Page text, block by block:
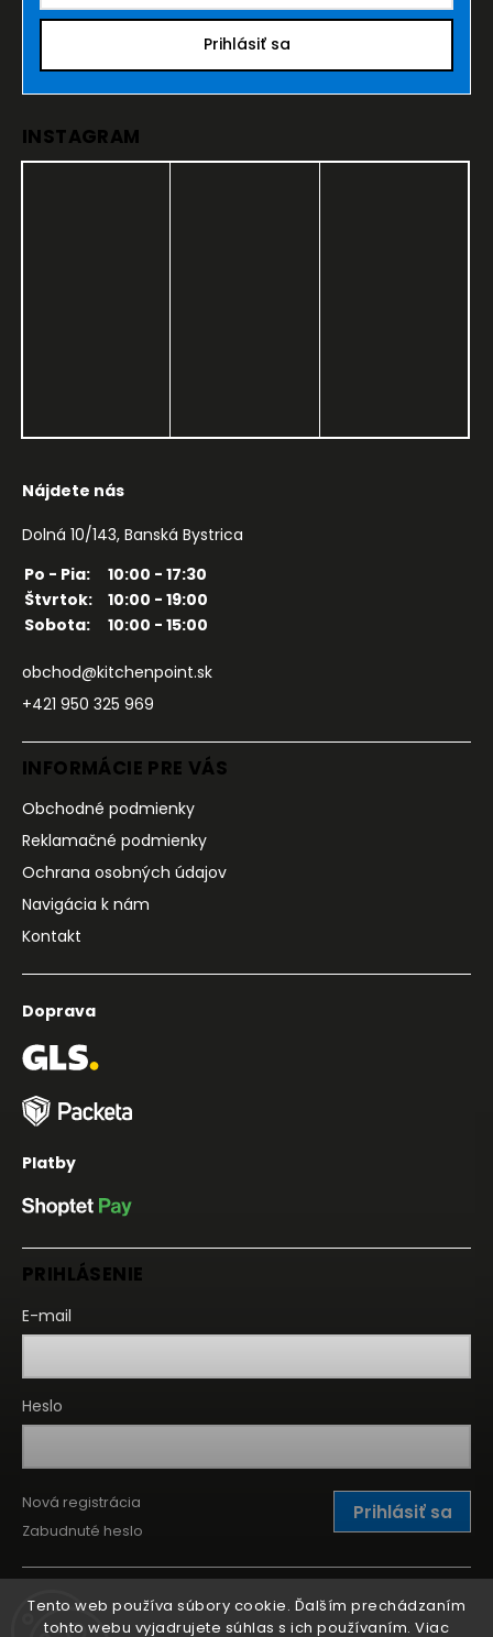
Tento web používa súbory cookie. Ďalším prechádzaním
tohto webu vyjadrujete súhlas s ich používaním. Viac
Prihlásiť sa
INSTAGRAM
Nájdete nás
Dolná 10/143, Banská Bystrica
Po - Pia:
10:00 - 17:30
Štvrtok:
10:00 - 19:00
Sobota:
10:00 - 15:00
obchod@kitchenpoint.sk
+421 950 325 969
INFORMÁCIE PRE VÁS
Obchodné podmienky
Reklamačné podmienky
Ochrana osobných údajov
Navigácia k nám
Kontakt
Doprava
Platby
PRIHLÁSENIE
E-mail
Heslo
Prihlásiť sa
Nová registrácia
Zabudnuté heslo